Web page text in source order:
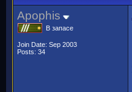
Apophis
В запасе
Join Date: Sep 2003
Posts: 34